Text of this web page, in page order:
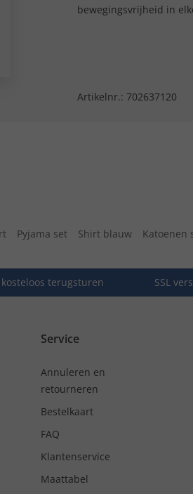
bewegingsvrijheid in
Artikelnr.: 702637120
Pyjama set Shirt blauw Katoenen
terugsturen SSL
Service
Annuleren en
retourneren
Bestelkaart
FAQ
Klantenservice
Maattabel